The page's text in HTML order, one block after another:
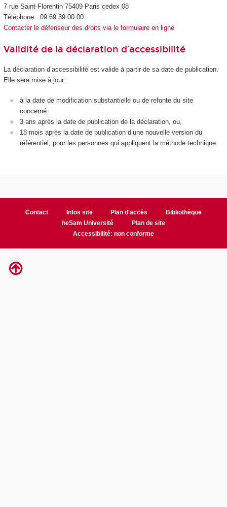
7 rue Saint-Florentin 75409 Paris cedex 08
Téléphone : 09 69 39 00 00
Contacter le défenseur des droits via le formulaire en ligne
Validité de la déclaration d’accessibilité
La déclaration d’accessibilité est valide à partir de sa date de publication.
Elle sera mise à jour :
à la date de modification substantielle ou de refonte du site
concerné.
3 ans après la date de publication de la déclaration, ou,
18 mois après la date de publication d’une nouvelle version du
référentiel, pour les personnes qui appliquent la méthode technique.
Contact Infos site Plan d'accès
Bibliothèque
heSam Université
Plan de site
Accessibilité: non conforme